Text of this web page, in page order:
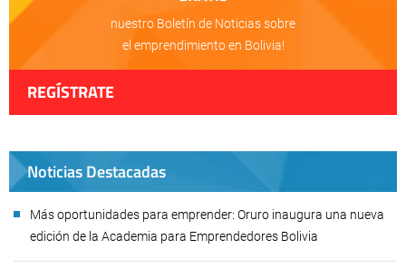
nuestro Boletín de Noticias sobre
el emprendimiento en Bolivia!
REGÍSTRATE
Noticias Destacadas
Más oportunidades para emprender: Oruro inaugura una nueva
edición de la Academia para Emprendedores Bolivia